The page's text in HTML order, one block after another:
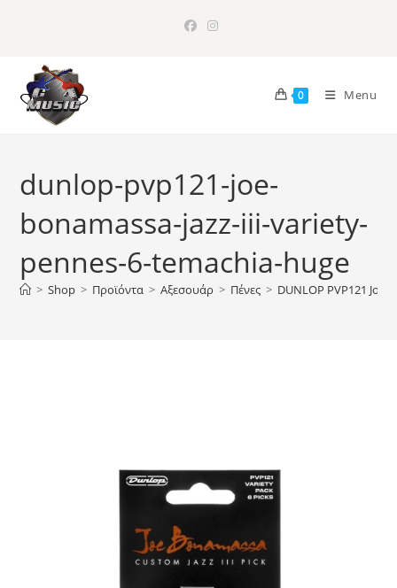
0 Menu
dunlop-pvp121-joe-
bonamassa-jazz-iii-variety-
pennes-6-temachia-huge
> Shop > Προϊόντα > Αξεσουάρ > Πένες > DUNLOP PVP121 Joe